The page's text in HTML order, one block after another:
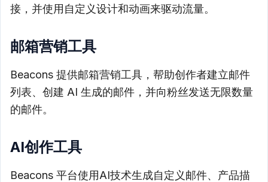
接，并使用自定义设计和动画来驱动流量。
邮箱营销工具
Beacons 提供邮箱营销工具，帮助创作者建立邮件
列表、创建 AI 生成的邮件，并向粉丝发送无限数量
的邮件。
AI创作工具
Beacons 平台使用AI技术生成自定义邮件、产品描